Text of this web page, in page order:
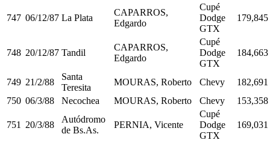
747 06/12/87 La Plata
CAPARROS,
Edgardo
Cupé
Dodge
GTX
179,845
748 20/12/87 Tandil
CAPARROS,
Edgardo
Cupé
Dodge
GTX
184,663
749 21/2/88
Santa
Teresita
MOURAS, Roberto Chevy
182,691
750 06/3/88 Necochea MOURAS, Roberto Chevy 153,358
751 20/3/88
Autódromo
de Bs.As.
PERNIA, Vicente
Cupé
Dodge
GTX
169,031